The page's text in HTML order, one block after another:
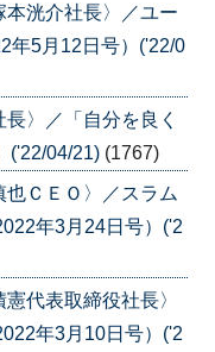
洸介社長〉／ユー
年5月12日号）('22/0
〉／「自分を良く
('22/04/21) (1767)
ＣＥＯ〉／スラム
年3月24日号）('2
代表取締役社長〉
年3月10日号）('2